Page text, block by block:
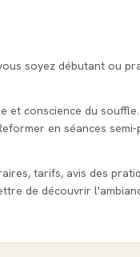
soyez débutant ou
conscience du
en séances
tarifs, avis des
de découvrir